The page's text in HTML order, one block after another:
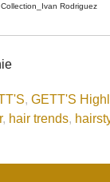
Rodriguez
, GETT'S
, hair trends,